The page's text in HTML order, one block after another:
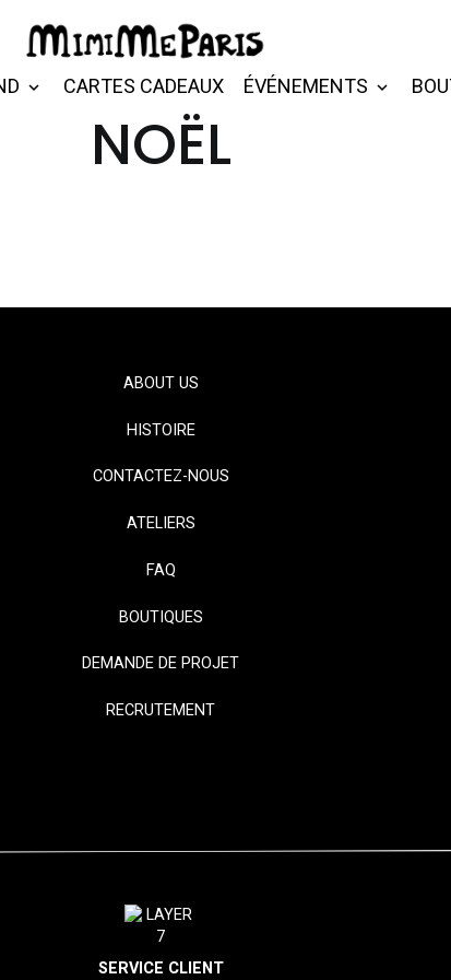
CARTES CADEAUX ÉVÉNEMENTS
NOËL
ABOUT US
HISTOIRE
CONTACTEZ-NOUS
ATELIERS
FAQ
BOUTIQUES
DEMANDE DE PROJET
RECRUTEMENT
SERVICE CLIENT